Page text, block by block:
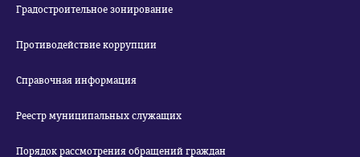
Градостроительное зонирование
Противодействие коррупции
Справочная информация
Реестр муниципальных служащих
Порядок рассмотрения обращений граждан